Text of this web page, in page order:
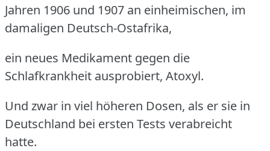
Jahren 1906 und 1907 an einheimischen, im
damaligen Deutsch-Ostafrika,
ein neues Medikament gegen die
Schlafkrankheit ausprobiert, Atoxyl.
Und zwar in viel höheren Dosen, als er sie in
Deutschland bei ersten Tests verabreicht
hatte.